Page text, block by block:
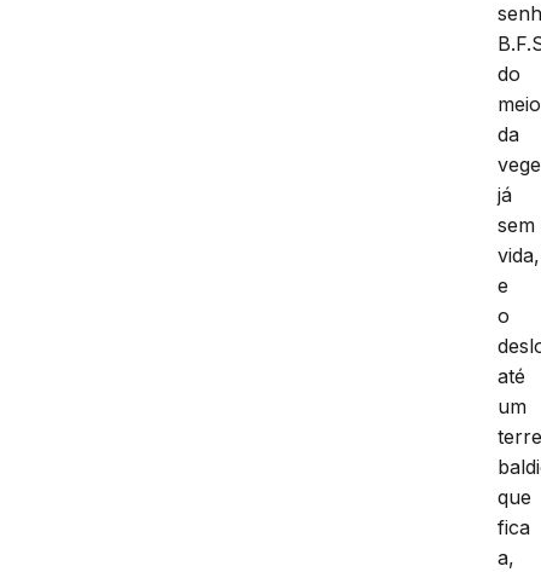
do
meio
da
já
sem
vida,
e
o
até
um
que
fica
a,